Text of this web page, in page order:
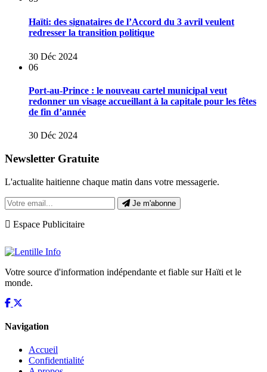
Haïti: des signataires de l’Accord du 3 avril veulent
redresser la transition politique
30 Déc 2024
06
Port-au-Prince : le nouveau cartel municipal veut
redonner un visage accueillant à la capitale pour les fêtes
de fin d’année
30 Déc 2024
Newsletter Gratuite
L'actualite haitienne chaque matin dans votre messagerie.
Je m'abonne
Espace Publicitaire
Votre source d'information indépendante et fiable sur Haïti et le
monde.
Navigation
Accueil
Confidentialité